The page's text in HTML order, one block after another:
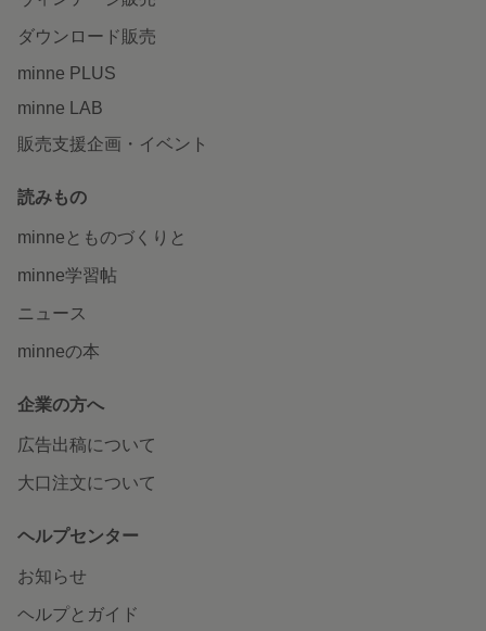
ダウンロード販売
minne PLUS
minne LAB
販売支援企画・イベント
読みもの
minneとものづくりと
minne学習帖
ニュース
minneの本
企業の方へ
広告出稿について
大口注文について
ヘルプセンター
お知らせ
ヘルプとガイド